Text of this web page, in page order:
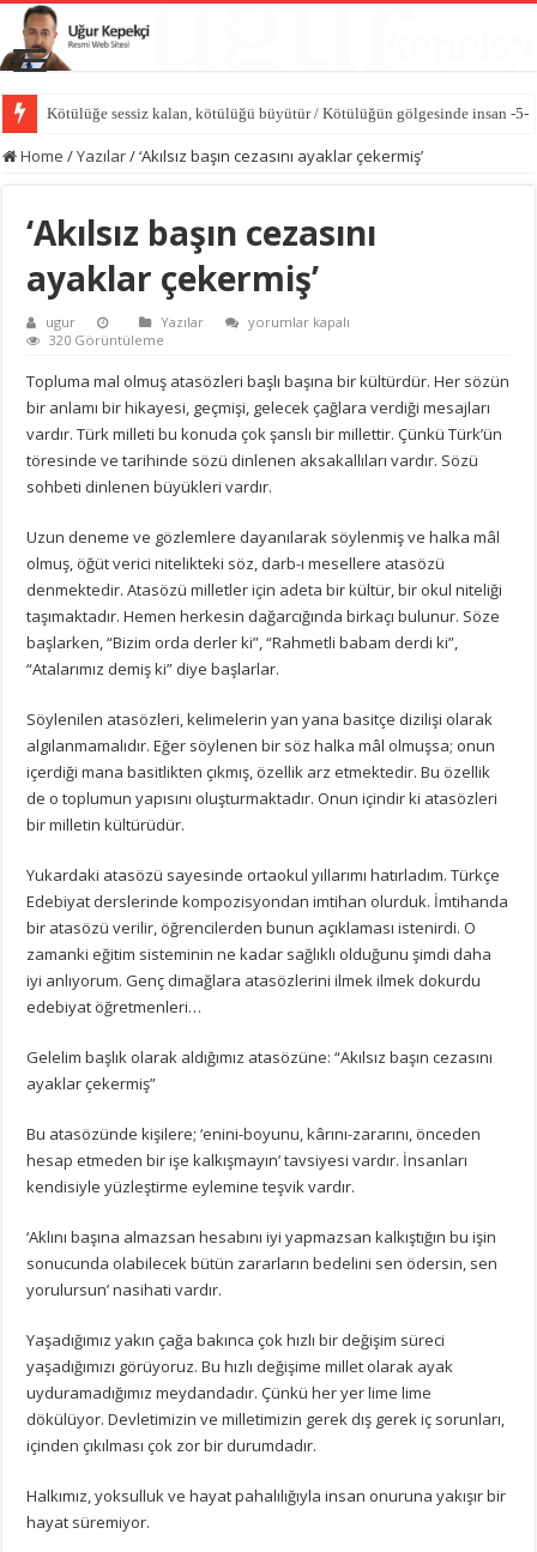
Kötülüğe sessiz kalan, kötülüğü büyütür / Kötülüğün gölgesinde insan -5-
Vicdan sustuğunda kötülük konuşur / Kötülüğün gölgesinde insan -4-
Home /Yazılar/‘Akılsız başın cezasını ayaklar çekermiş’
‘Akılsız başın cezasını
ayaklar çekermiş’
ugur Yazılar
‘Akılsız
ayaklar
çekermiş’
için
yorumlar kapalı
320 Görüntüleme
Topluma mal olmuş atasözleri başlı başına bir kültürdür. Her sözün
bir anlamı bir hikayesi, geçmişi, gelecek çağlara verdiği mesajları
vardır. Türk milleti bu konuda çok şanslı bir millettir. Çünkü Türk’ün
töresinde ve tarihinde sözü dinlenen aksakallıları vardır. Sözü
sohbeti dinlenen büyükleri vardır.
Uzun deneme ve gözlemlere dayanılarak söylenmiş ve halka mâl
olmuş, öğüt verici nitelikteki söz, darb-ı mesellere atasözü
denmektedir. Atasözü milletler için adeta bir kültür, bir okul niteliği
taşımaktadır. Hemen herkesin dağarcığında birkaçı bulunur. Söze
başlarken, “Bizim orda derler ki”, “Rahmetli babam derdi ki”,
“Atalarımız demiş ki” diye başlarlar.
Söylenilen atasözleri, kelimelerin yan yana basitçe dizilişi olarak
algılanmamalıdır. Eğer söylenen bir söz halka mâl olmuşsa; onun
içerdiği mana basitlikten çıkmış, özellik arz etmektedir. Bu özellik
de o toplumun yapısını oluşturmaktadır. Onun içindir ki atasözleri
bir milletin kültürüdür.
Yukardaki atasözü sayesinde ortaokul yıllarımı hatırladım. Türkçe
Edebiyat derslerinde kompozisyondan imtihan olurduk. İmtihanda
bir atasözü verilir, öğrencilerden bunun açıklaması istenirdi. O
zamanki eğitim sisteminin ne kadar sağlıklı olduğunu şimdi daha
iyi anlıyorum. Genç dimağlara atasözlerini ilmek ilmek dokurdu
edebiyat öğretmenleri…
Gelelim başlık olarak aldığımız atasözüne: “Akılsız başın cezasını
ayaklar çekermiş”
Bu atasözünde kişilere; ‘enini-boyunu, kârını-zararını, önceden
hesap etmeden bir işe kalkışmayın’ tavsiyesi vardır. İnsanları
kendisiyle yüzleştirme eylemine teşvik vardır.
‘Aklını başına almazsan hesabını iyi yapmazsan kalkıştığın bu işin
sonucunda olabilecek bütün zararların bedelini sen ödersin, sen
yorulursun’ nasihati vardır.
Yaşadığımız yakın çağa bakınca çok hızlı bir değişim süreci
yaşadığımızı görüyoruz. Bu hızlı değişime millet olarak ayak
uyduramadığımız meydandadır. Çünkü her yer lime lime
dökülüyor. Devletimizin ve milletimizin gerek dış gerek iç sorunları,
içinden çıkılması çok zor bir durumdadır.
Halkımız, yoksulluk ve hayat pahalılığıyla insan onuruna yakışır bir
hayat süremiyor.